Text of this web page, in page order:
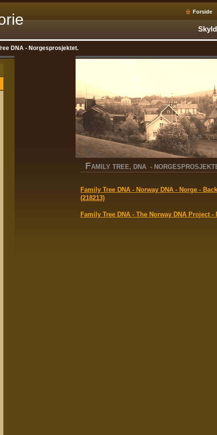
Forside
DNA - Norgesprosjektet.
FAMILY TREE, DNA -
Family Tree DNA - Norway DNA - Norge -
(218213)
Family Tree DNA - The Norway DNA Project